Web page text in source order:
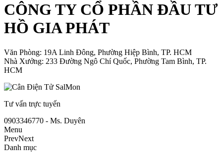
CÔNG TY CỔ PHẦN ĐẦU TƯ
HỒ GIA PHÁT
Văn Phòng: 19A Linh Đông, Phường Hiệp Bình, TP. HCM
Nhà Xưởng: 233 Đường Ngô Chí Quốc, Phường Tam Bình, TP.
HCM
Tư vấn trực tuyến
0903346770 - Ms. Duyên
Menu
PrevNext
Danh mục